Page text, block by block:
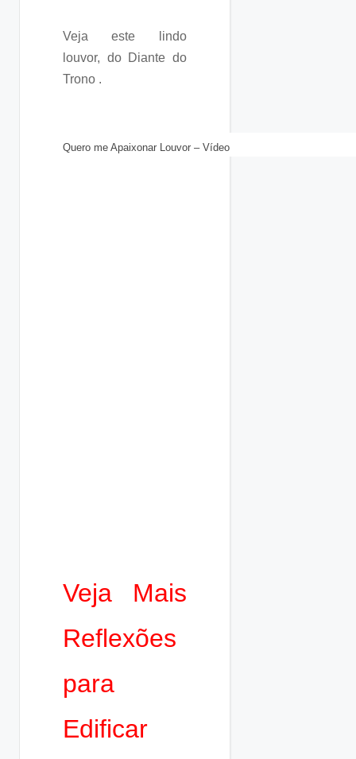
Veja este lindo
louvor, do Diante do
Trono .
Quero me Apaixonar Louvor – Vídeo
Veja Mais
Reflexões
para
Edificar